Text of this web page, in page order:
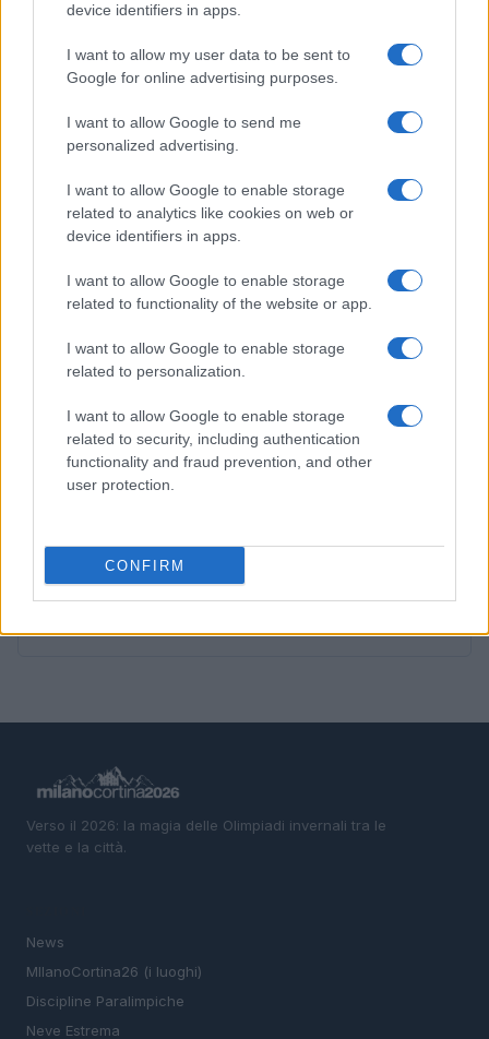
device identifiers in apps.
I want to allow my user data to be sent to
Google for online advertising purposes.
I want to allow Google to send me
personalized advertising.
I want to allow Google to enable storage
related to analytics like cookies on web or
device identifiers in apps.
I want to allow Google to enable storage
related to functionality of the website or app.
I want to allow Google to enable storage
related to personalization.
I want to allow Google to enable storage
related to security, including authentication
functionality and fraud prevention, and other
user protection.
CONFIRM
Fondazione Milano Cortina: debiti da un miliardo e il
sostegno pubblico
Marco Tessari · 5 Ago 2026
PIÙ LETTI
Minacce con machete e sequestro: la gang di
adolescenti che chiedeva droga come riscatto
Dove la montagna incontra il cinema: i vincitori del
Cervino CineMountain
Fondazione Milano Cortina: debiti da un miliardo e il
sostegno pubblico
4 attività
5
Verso il 2026: la magia delle Olimpiadi invernali tra le
vette e la città.
News
MIlanoCortina26 (i luoghi)
Discipline Paralimpiche
Neve Estrema